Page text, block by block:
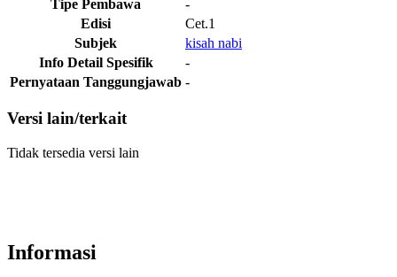
Tipe Pembawa
-
Edisi
Cet.1
Subjek
kisah nabi
Info Detail Spesifik
-
Pernyataan Tanggungjawab -
Versi lain/terkait
Tidak tersedia versi lain
Informasi